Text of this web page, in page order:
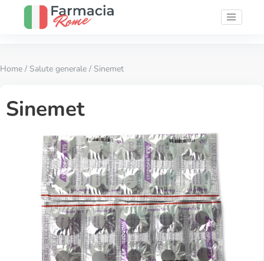
Home / Salute generale / Sinemet
Sinemet